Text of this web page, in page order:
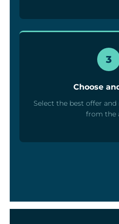
3
Choose
Select the best offer
from the